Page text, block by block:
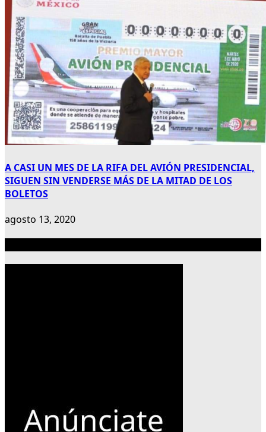
A CASI UN MES DE LA RIFA DEL AVIÓN PRESIDENCIAL,
SIGUEN SIN VENDERSE MÁS DE LA MITAD DE LOS
BOLETOS
agosto 13, 2020